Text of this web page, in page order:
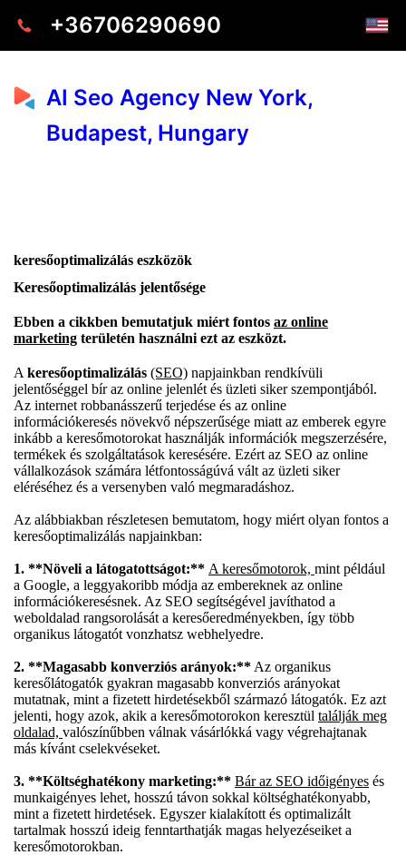
AI Seo Agency New York,
Budapest, Hungary
+36706290690
keresőoptimalizálás eszközök
Keresőoptimalizálás jelentősége
Ebben a cikkben bemutatjuk miért fontos az online
marketing területén használni ezt az eszközt.
A keresőoptimalizálás (SEO) napjainkban rendkívüli
jelentőséggel bír az online jelenlét és üzleti siker szempontjából.
Az internet robbanásszerű terjedése és az online
információkeresés növekvő népszerűsége miatt az emberek egyre
inkább a keresőmotorokat használják információk megszerzésére,
termékek és szolgáltatások keresésére. Ezért az SEO az online
vállalkozások számára létfontosságúvá vált az üzleti siker
eléréséhez és a versenyben való megmaradáshoz.
Az alábbiakban részletesen bemutatom, hogy miért olyan fontos a
keresőoptimalizálás napjainkban:
1. **Növeli a látogatottságot:** A keresőmotorok, mint például
a Google, a leggyakoribb módja az embereknek az online
információkeresésnek. Az SEO segítségével javíthatod a
weboldalad rangsorolását a keresőeredményekben, így több
organikus látogatót vonzhatsz webhelyedre.
2. **Magasabb konverziós arányok:** Az organikus
keresőlátogatók gyakran magasabb konverziós arányokat
mutatnak, mint a fizetett hirdetésekből származó látogatók. Ez azt
jelenti, hogy azok, akik a keresőmotorokon keresztül találják meg
oldalad, valószínűbben válnak vásárlókká vagy végrehajtanak
más kívánt cselekvéseket.
3. **Költséghatékony marketing:** Bár az SEO időigényes és
munkaigényes lehet, hosszú távon sokkal költséghatékonyabb,
mint a fizetett hirdetések. Egyszer kialakított és optimalizált
tartalmak hosszú ideig fenntarthatják magas helyezéseiket a
keresőmotorokban.